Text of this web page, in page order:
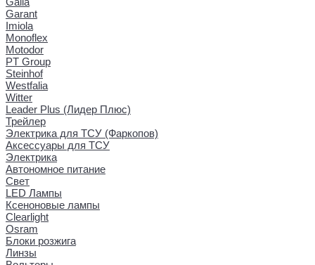
Garant
Imiola
Monoflex
Motodor
PT Group
Steinhof
Westfalia
Witter
Leader Plus (Лидер Плюс)
Трейлер
Электрика для ТСУ (Фаркопов)
Аксессуары для ТСУ
Электрика
Автономное питание
Свет
LED Лампы
Ксеноновые лампы
Clearlight
Osram
Блоки розжига
Линзы